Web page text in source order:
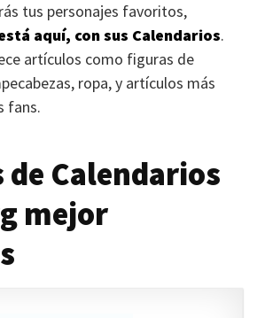
tus personajes favoritos,
aquí, con sus Calendarios.
artículos como figuras de
ropa, y artículos más
fans.
Calendarios
mejor